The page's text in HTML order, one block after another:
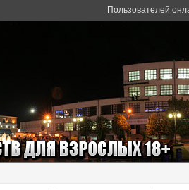
Пользователей